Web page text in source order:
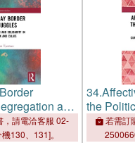
and
UK and
，請電洽客服 02-
130、131]。
34.
the
9/11：
the
若需訂